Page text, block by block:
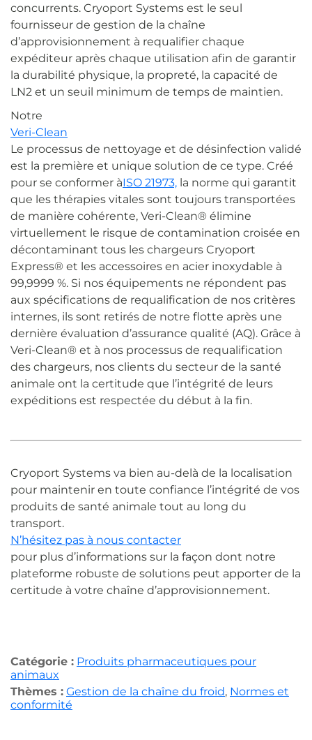
concurrents. Cryoport Systems est le seul
fournisseur de gestion de la chaîne
d’approvisionnement à requalifier chaque
expéditeur après chaque utilisation afin de garantir
la durabilité physique, la propreté, la capacité de
LN2 et un seuil minimum de temps de maintien.
Notre
Veri-Clean
Le processus de nettoyage et de désinfection validé
est la première et unique solution de ce type. Créé
pour se conformer àISO 21973, la norme qui garantit
que les thérapies vitales sont toujours transportées
de manière cohérente, Veri-Clean® élimine
virtuellement le risque de contamination croisée en
décontaminant tous les chargeurs Cryoport
Express® et les accessoires en acier inoxydable à
99,9999 %. Si nos équipements ne répondent pas
aux spécifications de requalification de nos critères
internes, ils sont retirés de notre flotte après une
dernière évaluation d’assurance qualité (AQ). Grâce à
Veri-Clean® et à nos processus de requalification
des chargeurs, nos clients du secteur de la santé
animale ont la certitude que l’intégrité de leurs
expéditions est respectée du début à la fin.
Cryoport Systems va bien au-delà de la localisation
pour maintenir en toute confiance l’intégrité de vos
produits de santé animale tout au long du
transport.
N’hésitez pas à nous contacter
pour plus d’informations sur la façon dont notre
plateforme robuste de solutions peut apporter de la
certitude à votre chaîne d’approvisionnement.
Catégorie : Produits pharmaceutiques pour
animaux
Thèmes : Gestion de la chaîne du froid, Normes et
conformité